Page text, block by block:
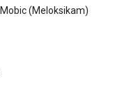
(Meloksikam)